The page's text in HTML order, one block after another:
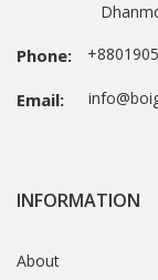
Phone:
Email:
INFORMATION
About